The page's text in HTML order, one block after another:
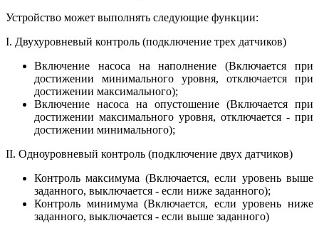
Устройство может выполнять следующие функции:
I. Двухуровневый контроль (подключение трех датчиков)
Включение насоса на наполнение (Включается при
достижении минимального уровня, отключается при
достижении максимального);
Включение насоса на опустошение (Включается при
достижении максимального уровня, отключается - при
достижении минимального);
II. Одноуровневый контроль (подключение двух датчиков)
Контроль максимума (Включается, если уровень выше
заданного, выключается - если ниже заданного);
Контроль минимума (Включается, если уровень ниже
заданного, выключается - если выше заданного)